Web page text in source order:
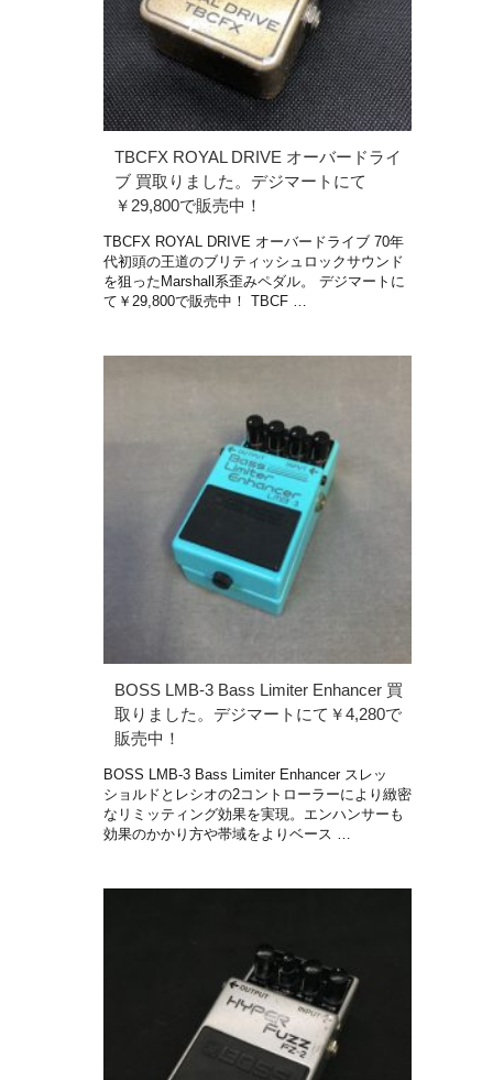
TBCFX ROYAL DRIVE オーバードライ
ブ 買取りました。デジマートにて
￥29,800で販売中！
TBCFX ROYAL DRIVE オーバードライブ 70年
代初頭の王道のブリティッシュロックサウンド
を狙ったMarshall系歪みペダル。 デジマートに
て￥29,800で販売中！ TBCF …
BOSS LMB-3 Bass Limiter Enhancer 買
取りました。デジマートにて￥4,280で
販売中！
BOSS LMB-3 Bass Limiter Enhancer スレッ
ショルドとレシオの2コントローラーにより緻密
なリミッティング効果を実現。エンハンサーも
効果のかかり方や帯域をよりベース …